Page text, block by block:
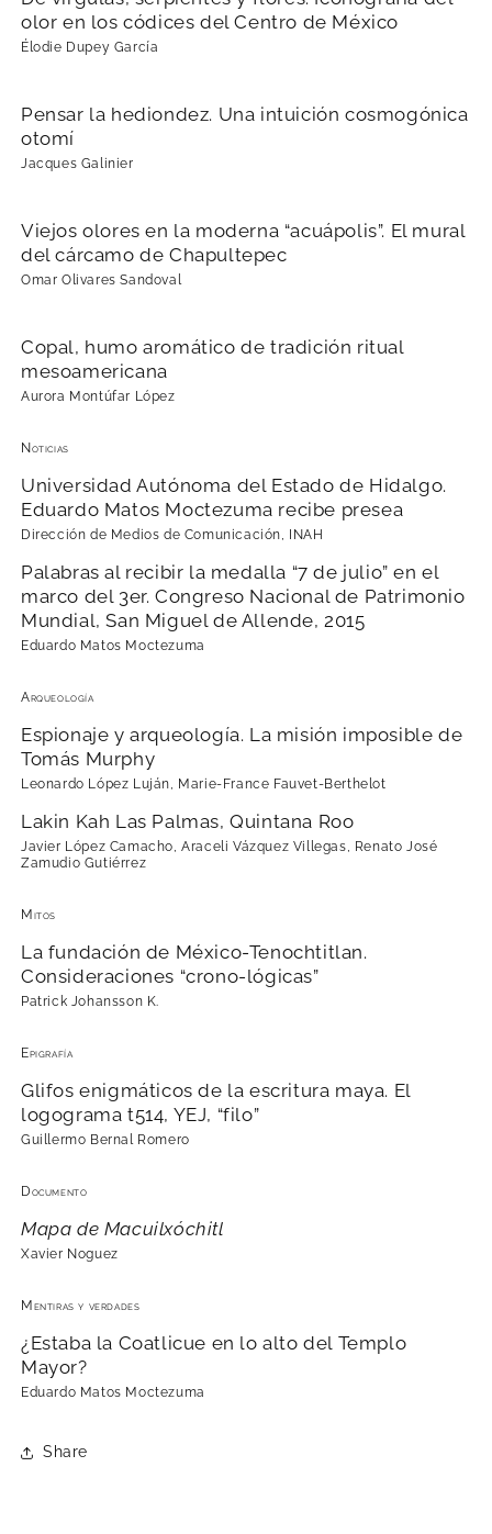
olor en los códices del Centro de México
Élodie Dupey García
Pensar la hediondez. Una intuición cosmogónica
otomí
Jacques Galinier
Viejos olores en la moderna “acuápolis”. El mural
del cárcamo de Chapultepec
Omar Olivares Sandoval
Copal, humo aromático de tradición ritual
mesoamericana
Aurora Montúfar López
Noticias
Universidad Autónoma del Estado de Hidalgo.
Eduardo Matos Moctezuma recibe presea
Dirección de Medios de Comunicación, INAH
Palabras al recibir la medalla “7 de julio” en el
marco del 3er. Congreso Nacional de Patrimonio
Mundial, San Miguel de Allende, 2015
Eduardo Matos Moctezuma
Arqueología
Espionaje y arqueología. La misión imposible de
Tomás Murphy
Leonardo López Luján, Marie-France Fauvet-Berthelot
Lakin Kah Las Palmas, Quintana Roo
Javier López Camacho, Araceli Vázquez Villegas, Renato José
Zamudio Gutiérrez
Mitos
La fundación de México-Tenochtitlan.
Consideraciones “crono-lógicas”
Patrick Johansson K.
Epigrafía
Glifos enigmáticos de la escritura maya. El
logograma t514, YEJ, “filo”
Guillermo Bernal Romero
Documento
Mapa de Macuilxóchitl
Xavier Noguez
Mentiras y verdades
¿Estaba la Coatlicue en lo alto del Templo
Mayor?
Eduardo Matos Moctezuma
Share